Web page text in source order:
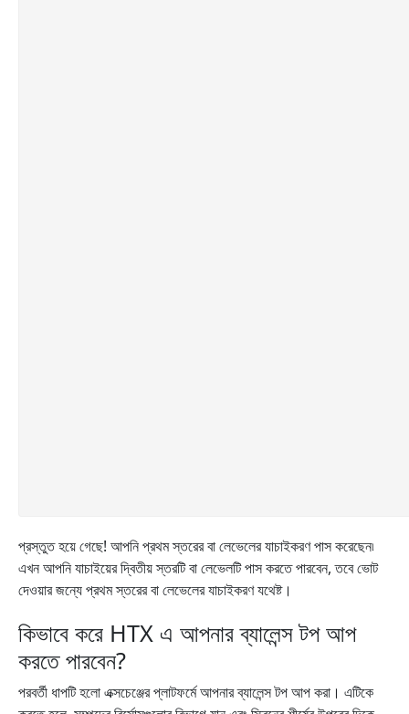
প্রস্তুত হয়ে গেছে! আপনি প্রথম স্তরের বা লেভেলের যাচাইকরণ পাস করেছেন৷
এখন আপনি যাচাইয়ের দ্বিতীয় স্তরটি বা লেভেলটি পাস করতে পারবেন, তবে ভোট
দেওয়ার জন্যে প্রথম স্তরের বা লেভেলের যাচাইকরণ যথেষ্ট।
কিভাবে করে HTX এ আপনার ব্যালেন্স টপ আপ
করতে পারবেন?
পরবর্তী ধাপটি হলো এক্সচেঞ্জের প্লাটফর্মে আপনার ব্যালেন্স টপ আপ করা। এটিকে